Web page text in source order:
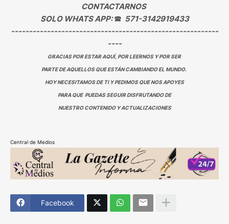
CONTACTARNOS
SOLO WHATS APP:🕿 571-3142919433
----------------------------------------------------------
----
GRACIAS POR ESTAR AQUÍ, POR LEERNOS Y POR SER
PARTE DE AQUELLOS QUE ESTÁN CAMBIANDO EL MUNDO.
HOY NECESITAMOS DE TI Y PEDIMOS QUE NOS APOYES
PARA QUE PUEDAS SEGUIR DISFRUTANDO DE
NUESTRO CONTENIDO Y ACTUALIZACIONES
Central de Medios
Facebook